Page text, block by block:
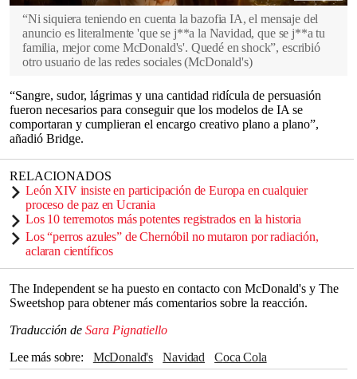
“Ni siquiera teniendo en cuenta la bazofia IA, el mensaje del
anuncio es literalmente 'que se j**a la Navidad, que se j**a tu
familia, mejor come McDonald's'. Quedé en shock”, escribió
otro usuario de las redes sociales (McDonald's)
“Sangre, sudor, lágrimas y una cantidad ridícula de persuasión
fueron necesarios para conseguir que los modelos de IA se
comportaran y cumplieran el encargo creativo plano a plano”,
añadió Bridge.
RELACIONADOS
León XIV insiste en participación de Europa en cualquier
proceso de paz en Ucrania
Los 10 terremotos más potentes registrados en la historia
Los “perros azules” de Chernóbil no mutaron por radiación,
aclaran científicos
The Independent se ha puesto en contacto con McDonald's y The
Sweetshop para obtener más comentarios sobre la reacción.
Traducción de Sara Pignatiello
Lee más sobre
McDonald's navidad
Coca Cola